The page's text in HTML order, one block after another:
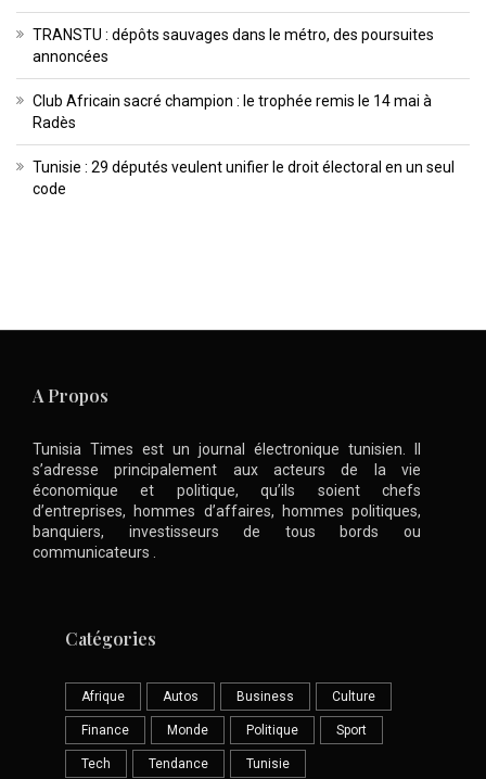
TRANSTU : dépôts sauvages dans le métro, des poursuites
annoncées
Club Africain sacré champion : le trophée remis le 14 mai à
Radès
Tunisie : 29 députés veulent unifier le droit électoral en un seul
code
A Propos
Tunisia Times est un journal électronique tunisien. Il
s’adresse principalement aux acteurs de la vie
économique et politique, qu’ils soient chefs
d’entreprises, hommes d’affaires, hommes politiques,
banquiers, investisseurs de tous bords ou
communicateurs .
Catégories
Afrique Autos Business Culture
Finance Monde Politique Sport
Tech Tendance Tunisie